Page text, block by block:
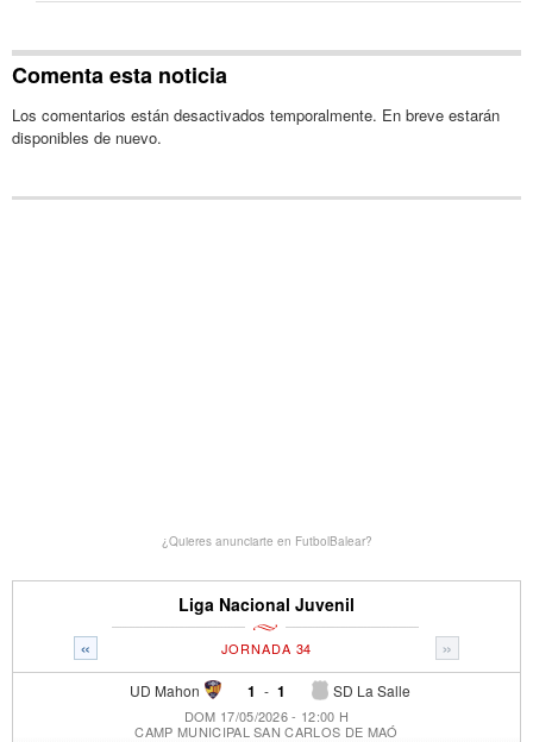
Comenta esta noticia
Los comentarios están desactivados temporalmente. En breve estarán
disponibles de nuevo.
¿Quieres anunciarte en FutbolBalear?
Liga Nacional Juvenil
« »
JORNADA 34
UD Mahon 1 - SD La Salle
1
DOM 17/05/2026 - 12:00 H
CAMP MUNICIPAL SAN CARLOS DE MAÓ